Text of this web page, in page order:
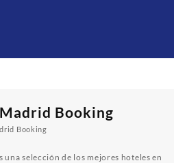
Booking
Booking
selección de los mejores hoteles en